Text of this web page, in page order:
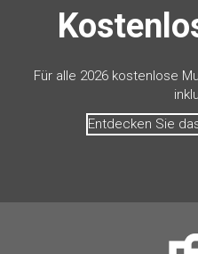
Für alle 2026 kostenlose
Entdecken Sie